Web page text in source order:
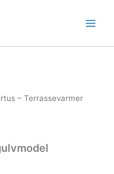
– Terrassevarmer
pris
2.399,00 kr..